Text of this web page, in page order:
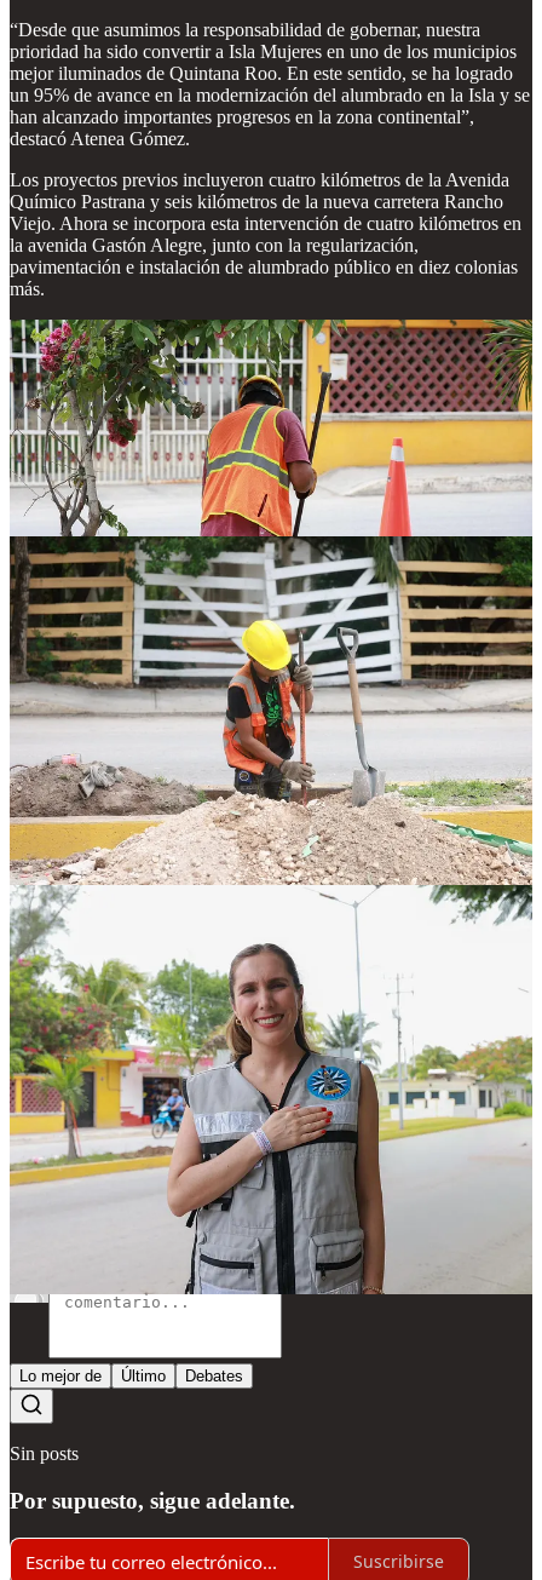
“Desde que asumimos la responsabilidad de gobernar, nuestra
prioridad ha sido convertir a Isla Mujeres en uno de los municipios
mejor iluminados de Quintana Roo. En este sentido, se ha logrado
un 95% de avance en la modernización del alumbrado en la Isla y se
han alcanzado importantes progresos en la zona continental”,
destacó Atenea Gómez.
Los proyectos previos incluyeron cuatro kilómetros de la Avenida
Químico Pastrana y seis kilómetros de la nueva carretera Rancho
Viejo. Ahora se incorpora esta intervención de cuatro kilómetros en
la avenida Gastón Alegre, junto con la regularización,
pavimentación e instalación de alumbrado público en diez colonias
más.
Atenea Gómez, reiteró que estos avances son resultado del esfuerzo
constante y del compromiso de su administración para que las
familias vivan con mayor tranquilidad y seguridad.
“Seguimos avanzando con todo el corazón para lograr que la Zona
Continental tenga un alumbrado público de calidad, que beneficie a
todos los habitantes y fortalezca la confianza en nuestra
comunidad”, señaló la Presidenta Municipal.
Con esta nueva obra, el Gobierno Municipal reafirma su
compromiso con la ciudadanía, al ofrecer espacios más seguros,
funcionales y modernos, y contribuir al bienestar de las familias de
Ciudad Mujeres.
Compartir
Discusión sobre este post
Restacks
Lo mejor de Último Debates
Sin posts
Por supuesto, sigue adelante.
Suscribirse